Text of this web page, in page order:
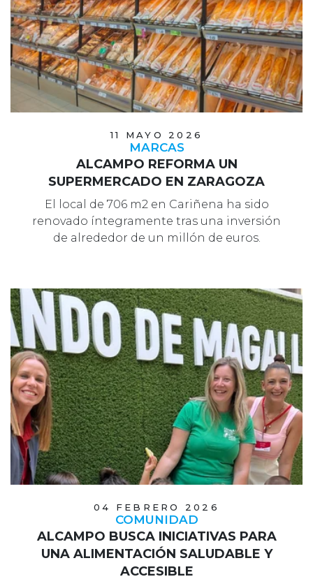
11 MAYO 2026
MARCAS
ALCAMPO REFORMA UN
SUPERMERCADO EN ZARAGOZA
El local de 706 m2 en Cariñena ha sido
renovado íntegramente tras una inversión
de alrededor de un millón de euros.
04 FEBRERO 2026
COMUNIDAD
ALCAMPO BUSCA INICIATIVAS PARA
UNA ALIMENTACIÓN SALUDABLE Y
ACCESIBLE